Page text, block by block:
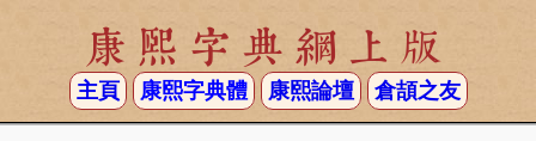
康熙字典網上版
主頁 康熙字典體 康熙論壇 倉頡之友